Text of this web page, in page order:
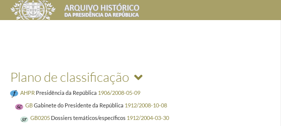
Plano de classificação
AHPR Presidência da República 1906/2008-05-09
GBGabinete do Presidente da República 1912/2008-10-08
GB0205 Dossiers temáticos/específicos 1912/2004-03-30